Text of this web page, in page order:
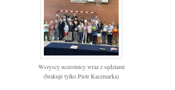
Wszyscy uczestnicy wraz z sędziami
(brakuje tylko Piotr Kaczmarka)